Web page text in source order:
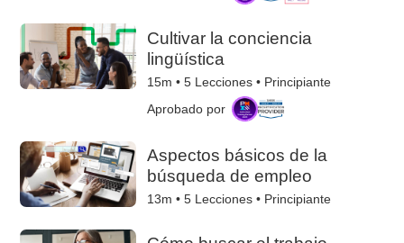
Cultivar la conciencia
lingüística
15m •5 Lecciones • Principiante
Aprobado por
Aspectos básicos de la
búsqueda de empleo
13m •5 Lecciones • Principiante